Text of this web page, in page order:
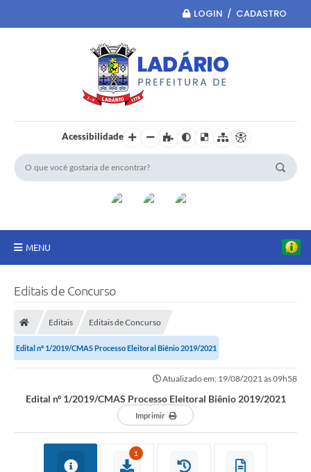
LOGIN / CADASTRO
Acessibilidade
MENU
Secretarias
Nossa Cidade
Editais de Concurso
Editais Editais de Concurso
Edital nº 1/2019/CMAS Processo Eleitoral Biênio 2019/2021
Atualizado em: 19/08/2021 às 09h58
Edital nº 1/2019/CMAS Processo Eleitoral Biênio 2019/2021
Imprimir
1